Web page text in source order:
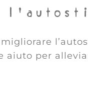
aiuto per